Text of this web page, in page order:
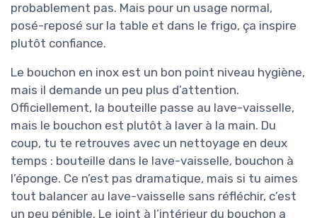
probablement pas. Mais pour un usage normal,
posé-reposé sur la table et dans le frigo, ça inspire
plutôt confiance.
Le bouchon en inox est un bon point niveau hygiène,
mais il demande un peu plus d’attention.
Officiellement, la bouteille passe au lave-vaisselle,
mais le bouchon est plutôt à laver à la main. Du
coup, tu te retrouves avec un nettoyage en deux
temps : bouteille dans le lave-vaisselle, bouchon à
l’éponge. Ce n’est pas dramatique, mais si tu aimes
tout balancer au lave-vaisselle sans réfléchir, c’est
un peu pénible. Le joint à l’intérieur du bouchon a